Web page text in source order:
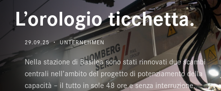
REFERENZE
NEWS
Karriere
Digital Rail Services
L’orologio ticchetta.
29.09.25 ・ UNTERNEHMEN
Nella stazione di Basilea sono stati rinnovati due scambi
centrali nell’ambito del progetto di potenziamento della
capacità – il tutto in sole 48 ore e senza interruzione.